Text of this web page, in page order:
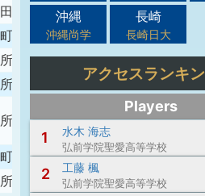
市立十和田東中学校
立七百中学校
村立第一中学校
村立第二中学校
村立第二中学校
立天間林中学校
村立第一中学校
沖縄
沖縄尚学
長崎
長崎日大
アクセスランキ
Players
1
水木 海志
弘前学院聖愛高等学校
2 工藤 楓
弘前学院聖愛高等学校